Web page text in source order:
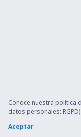
Conoce nuestra política
datos personales:
Aceptar